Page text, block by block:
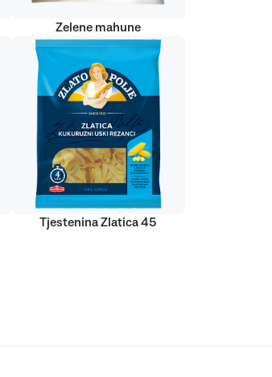
Zelene mahune
Tjestenina Zlatica 45